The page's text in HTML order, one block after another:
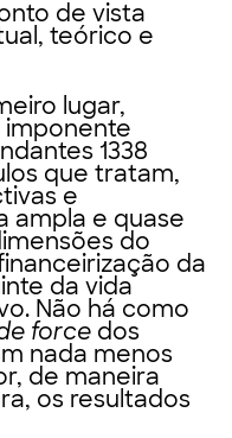
de vista
teórico e
lugar,
1338
que tratam,
e
ampla e quase
do
da
da vida
Não há como
force dos
nada menos
de maneira
os resultados